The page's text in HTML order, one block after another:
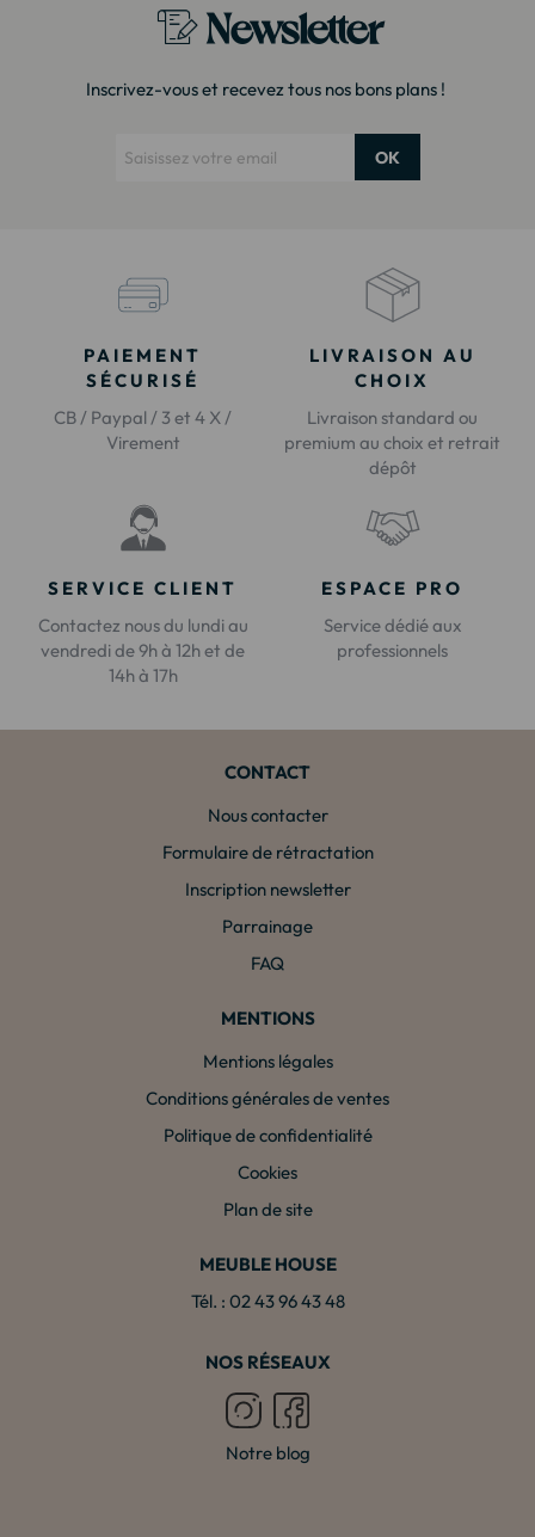
Newsletter
Inscrivez-vous et recevez tous nos bons plans !
OK
PAIEMENT
SÉCURISÉ
CB / Paypal / 3 et 4 X /
Virement
LIVRAISON AU
CHOIX
Livraison standard ou
premium au choix et retrait
dépôt
SERVICE CLIENT
Contactez nous du lundi au
vendredi de 9h à 12h et de
14h à 17h
ESPACE PRO
Service dédié aux
professionnels
CONTACT
Nous contacter
Formulaire de rétractation
Inscription newsletter
Parrainage
FAQ
MENTIONS
Mentions légales
Conditions générales de ventes
Politique de confidentialité
Cookies
Plan de site
MEUBLE HOUSE
Tél. : 02 43 96 43 48
NOS RÉSEAUX
Notre blog